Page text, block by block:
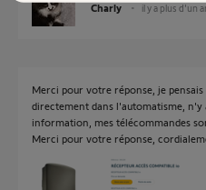
Charly il y a plus d'un
Merci pour votre réponse, je
directement dans l'automatisme,
information, mes télécommandes
Merci pour votre réponse,